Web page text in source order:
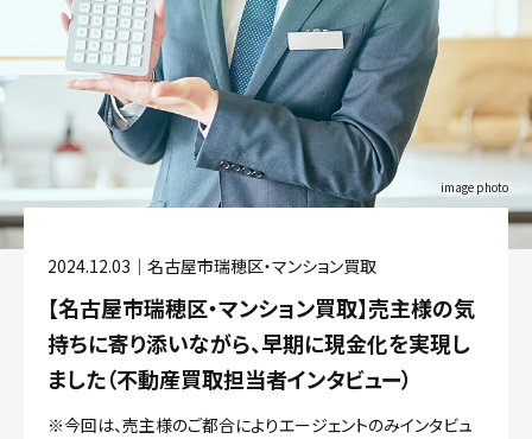
image photo
2024.12.03｜名古屋市瑞穂区・マンション買取
【名古屋市瑞穂区・マンション買取】売主様の気
持ちに寄り添いながら、早期に現金化を実現し
ました（不動産買取担当者インタビュー）
※今回は、売主様のご都合によりエージェントのみインタビュ